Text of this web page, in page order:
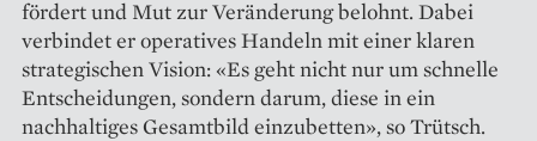
fördert und Mut zur Veränderung belohnt. Dabei
verbindet er operatives Handeln mit einer klaren
strategischen Vision: «Es geht nicht nur um schnelle
Entscheidungen, sondern darum, diese in ein
nachhaltiges Gesamtbild einzubetten», so Trütsch.